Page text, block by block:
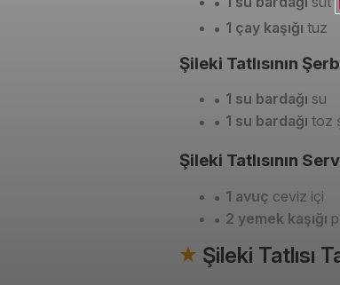
1 çay kaşığı tuz
Şileki Tatlısının
1 su bardağı su
1 su bardağı toz
Şileki Tatlısının
1 avuç ceviz içi
2 yemek kaşığı
Şileki Tatlısı